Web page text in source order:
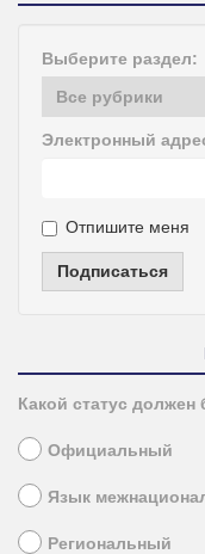
Выберите раздел:
Электронный
Отпишите меня
Подписаться
Какой статус должен
Официальный
Язык
Региональный